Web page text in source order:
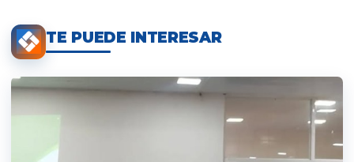
TE PUEDE INTERESAR